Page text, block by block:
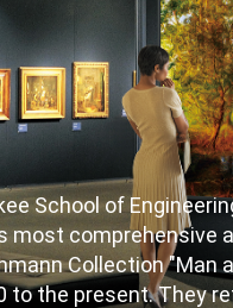
School of
most comprehensive
Collection "Man
to the present. They